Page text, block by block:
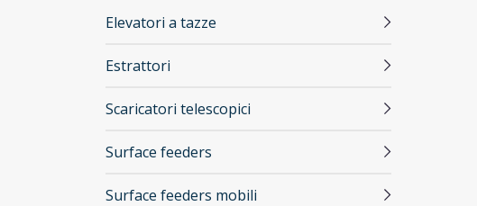
Elevatori a tazze
Estrattori
Scaricatori telescopici
Surface feeders
Surface feeders mobili